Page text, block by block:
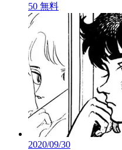
50 無料
2020/09/30